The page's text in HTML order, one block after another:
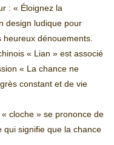
: « Éloignez la
design ludique pour
heureux dénouements.
« Lian » est associé
« La chance ne
constant et de vie
cloche » se prononce de
qui signifie que la chance